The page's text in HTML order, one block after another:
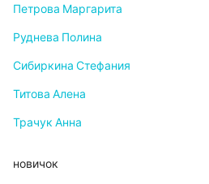
Петрова Маргарита
Руднева Полина
Сибиркина Стефания
Титова Алена
Трачук Анна
новичок